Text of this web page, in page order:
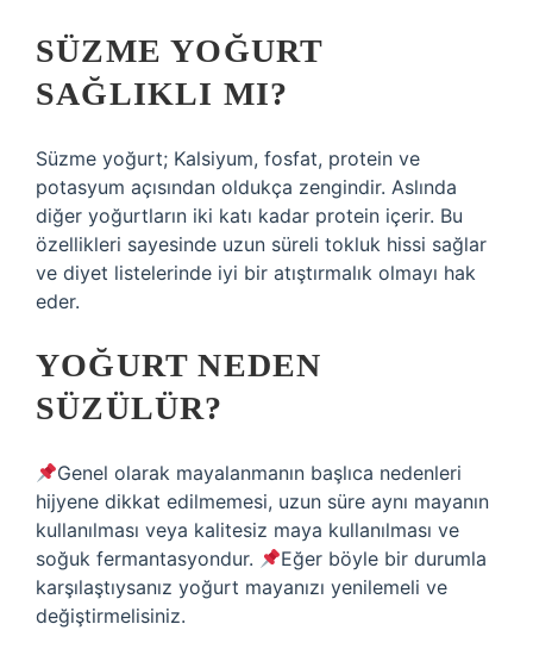
SÜZME YOĞURT
SAĞLIKLI MI?
Süzme yoğurt; Kalsiyum, fosfat, protein ve
potasyum açısından oldukça zengindir. Aslında
diğer yoğurtların iki katı kadar protein içerir. Bu
özellikleri sayesinde uzun süreli tokluk hissi sağlar
ve diyet listelerinde iyi bir atıştırmalık olmayı hak
eder.
YOĞURT NEDEN
SÜZÜLÜR?
Genel olarak mayalanmanın başlıca nedenleri
hijyene dikkat edilmemesi, uzun süre aynı mayanın
kullanılması veya kalitesiz maya kullanılması ve
soğuk fermantasyondur.
Eğer böyle bir durumla
karşılaştıysanız yoğurt mayanızı yenilemeli ve
değiştirmelisiniz.